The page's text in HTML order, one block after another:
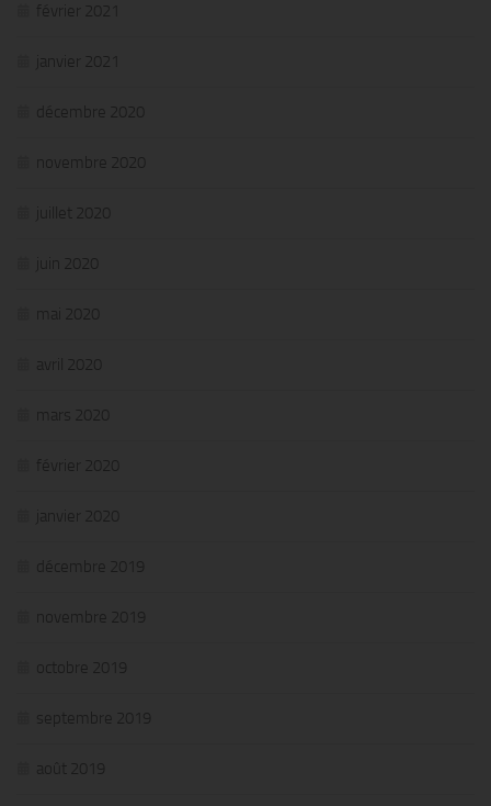
février 2021
janvier 2021
décembre 2020
novembre 2020
juillet 2020
juin 2020
mai 2020
avril 2020
mars 2020
février 2020
janvier 2020
décembre 2019
novembre 2019
octobre 2019
septembre 2019
août 2019